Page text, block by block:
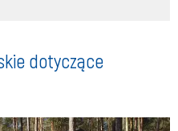
dotyczące